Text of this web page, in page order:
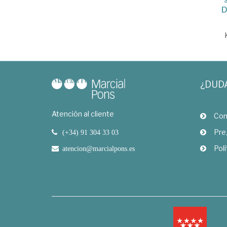
Atención al cliente
(+34) 91 304 33 03
atencion@marcialpons.es